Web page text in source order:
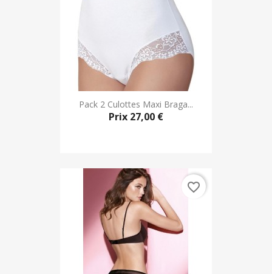
Pack 2 Culottes Maxi Braga...
Prix 27,00 €
favorite_border